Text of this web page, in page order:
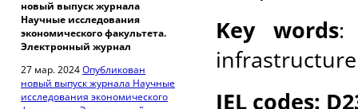
новый выпуск журнала
Научные исследования
экономического факультета.
Электронный журнал
27 мар. 2024Опубликован
новый выпуск журнала Научные
исследования экономического
Key words:
JEL codes: